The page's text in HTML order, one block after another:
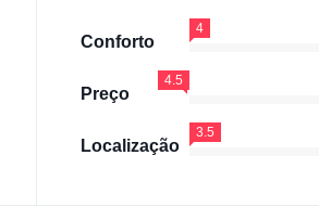
Conforto
4
Preço
4.5
Localização
3.5